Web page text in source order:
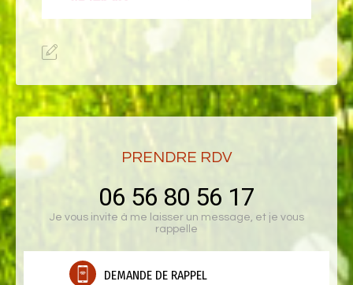
PRENDRE RDV
06 56 80 56 17
Je vous invite à me laisser un message, et je vous
rappelle
DEMANDE DE RAPPEL